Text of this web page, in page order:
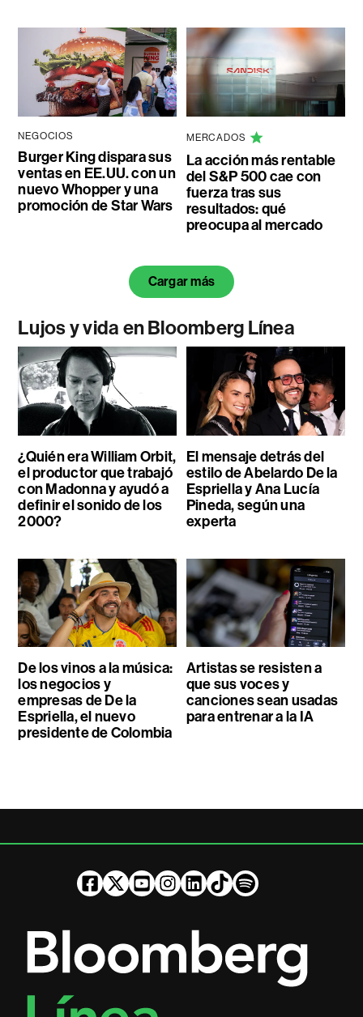
NEGOCIOS
Burger King dispara sus
ventas en EE.UU. con un
nuevo Whopper y una
promoción de Star Wars
MERCADOS
La acción más rentable
del S&P 500 cae con
fuerza tras sus
resultados: qué
preocupa al mercado
Cargar más
Lujos y vida en Bloomberg Línea
¿Quién era William Orbit,
el productor que trabajó
con Madonna y ayudó a
definir el sonido de los
2000?
El mensaje detrás del
estilo de Abelardo De la
Espriella y Ana Lucía
Pineda, según una
experta
De los vinos a la música:
los negocios y
empresas de De la
Espriella, el nuevo
presidente de Colombia
Artistas se resisten a
que sus voces y
canciones sean usadas
para entrenar a la IA